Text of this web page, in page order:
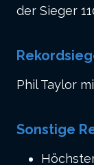
der Sieger
Phil Taylor
Sonstige